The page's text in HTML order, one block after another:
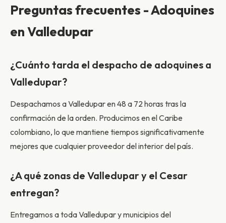
Preguntas frecuentes - Adoquines
en Valledupar
¿Cuánto tarda el despacho de adoquines a
Valledupar?
Despachamos a Valledupar en 48 a 72 horas tras la
confirmación de la orden. Producimos en el Caribe
colombiano, lo que mantiene tiempos significativamente
mejores que cualquier proveedor del interior del país.
¿A qué zonas de Valledupar y el Cesar
entregan?
Entregamos a toda Valledupar y municipios del